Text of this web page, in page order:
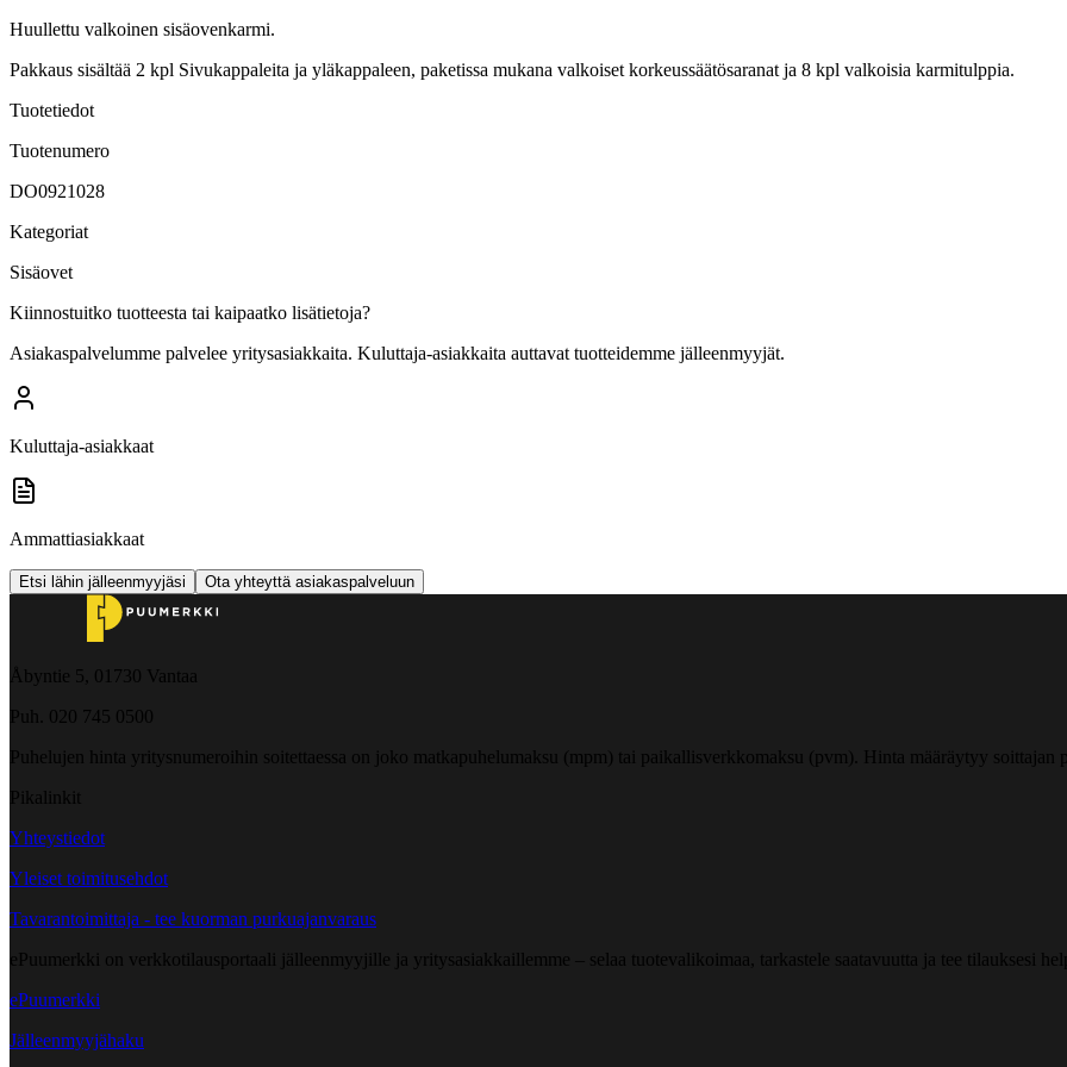
Huullettu valkoinen sisäovenkarmi.
Pakkaus sisältää 2 kpl Sivukappaleita ja yläkappaleen, paketissa mukana valkoiset korkeussäätösaranat ja 8 kpl valkoisia karmitulppia.
Tuotetiedot
Tuotenumero
DO0921028
Kategoriat
Sisäovet
Kiinnostuitko tuotteesta tai kaipaatko lisätietoja?
Asiakaspalvelumme palvelee yritysasiakkaita. Kuluttaja-asiakkaita auttavat tuotteidemme jälleenmyyjät.
Kuluttaja-asiakkaat
Ammattiasiakkaat
Etsi lähin jälleenmyyjäsi Ota yhteyttä asiakaspalveluun
Åbyntie 5, 01730 Vantaa
Puh. 020 745 0500
Puhelujen hinta yritysnumeroihin soitettaessa on joko matkapuhelumaksu (mpm) tai paikallisverkkomaksu (pvm). Hinta määräytyy soittajan
Pikalinkit
Yhteystiedot
Yleiset toimitusehdot
Tavarantoimittaja - tee kuorman purkuajanvaraus
ePuumerkki on verkkotilausportaali jälleenmyyjille ja yritysasiakkaillemme – selaa tuotevalikoimaa, tarkastele saatavuutta ja tee tilauksesi
ePuumerkki
Jälleenmyyjähaku